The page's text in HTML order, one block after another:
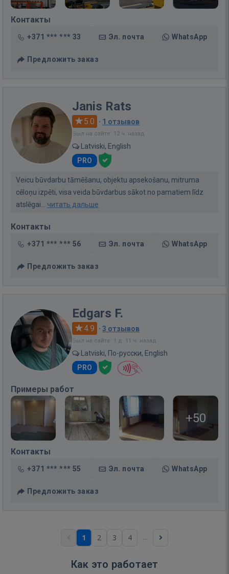
Контакты
+371 *** *** 33 Эл. почта WhatsApp
Предложить заказ
Janis Rats
5.0 · 1 отзывов
Был на сайте: 12 ч. назад
Latviski, English
PRO
Veicu būvdarbu tāmēšanu, objektu apsekošanu, mitruma
cēloņu izpēti, visa veida būvdarbus sākot no pamatiem līdz
atslēgai... читать дальше
Контакты
+371 *** *** 56 Эл. почта WhatsApp
Предложить заказ
Edgars F.
4.9 · 3 отзывов
Был на сайте: 1 д. 11 ч. назад
Latviski, По-русски, English
PRO
Примеры работ
+50
Контакты
+371 *** *** 55 Эл. почта WhatsApp
Предложить заказ
1 2 3 4 ...
Как это работает